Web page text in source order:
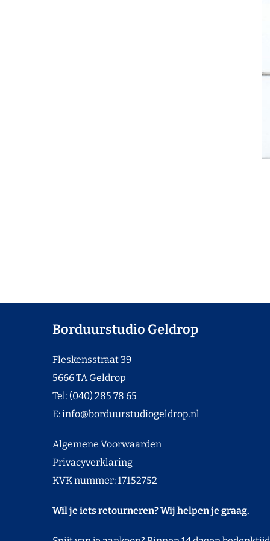
Borduurstudio Geldrop
Fleskensstraat 39
5666 TA Geldrop
Tel: (040) 285 78 65
E:info@borduurstudiogeldrop.nl
Algemene Voorwaarden
Privacyverklaring
KVK nummer: 17152752
Wil je iets retourneren? Wij helpen je graag.